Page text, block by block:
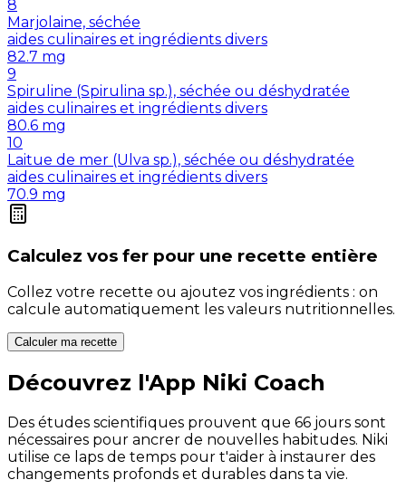
8
Marjolaine, séchée
aides culinaires et ingrédients divers
82.7 mg
9
Spiruline (Spirulina sp.), séchée ou déshydratée
aides culinaires et ingrédients divers
80.6 mg
10
Laitue de mer (Ulva sp.), séchée ou déshydratée
aides culinaires et ingrédients divers
70.9 mg
Calculez vos fer pour une recette entière
Collez votre recette ou ajoutez vos ingrédients : on
calcule automatiquement les valeurs nutritionnelles.
Calculer ma recette
Découvrez l'App Niki Coach
Des études scientifiques prouvent que 66 jours sont
nécessaires pour ancrer de nouvelles habitudes. Niki
utilise ce laps de temps pour t'aider à instaurer des
changements profonds et durables dans ta vie.